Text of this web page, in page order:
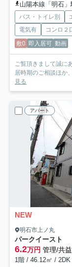
山陽本線「明石
バス・トイレ別
電気有
コンロ２
敷0 即入居可 動画
ご覧頂きまして誠に
居時期のご相談ほか
見る
アパート
NEW
明石市上ノ丸
パークイースト
6.2万円 管理/共
1階 / 46.12㎡ /